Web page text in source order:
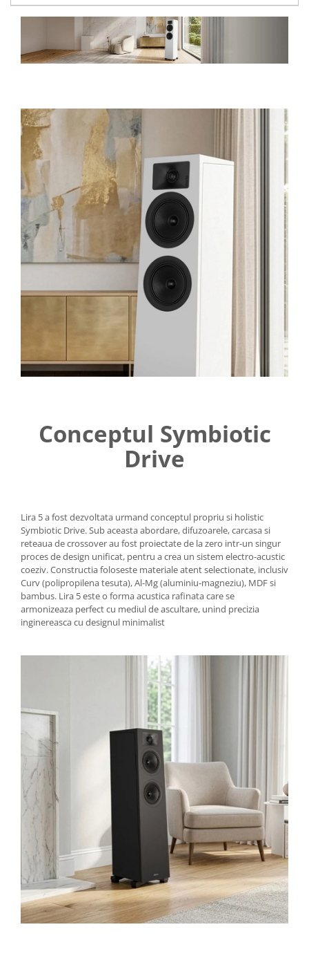
Conceptul Symbiotic
Drive
Lira 5 a fost dezvoltata urmand conceptul propriu si holistic
Symbiotic Drive. Sub aceasta abordare, difuzoarele, carcasa si
reteaua de crossover au fost proiectate de la zero intr-un singur
proces de design unificat, pentru a crea un sistem electro-acustic
coeziv. Constructia foloseste materiale atent selectionate, inclusiv
Curv (polipropilena tesuta), Al-Mg (aluminiu-magneziu), MDF si
bambus. Lira 5 este o forma acustica rafinata care se
armonizeaza perfect cu mediul de ascultare, unind precizia
inginereasca cu designul minimalist